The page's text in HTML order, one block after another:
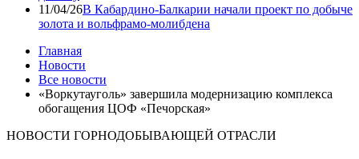
11/04/26В Кабардино-Балкарии начали проект по добыче
золота и вольфрамо-молибдена
Главная
Новости
Все новости
«Воркутауголь» завершила модернизацию комплекса
обогащения ЦОФ «Печорская»
НОВОСТИ ГОРНОДОБЫВАЮЩЕЙ ОТРАСЛИ